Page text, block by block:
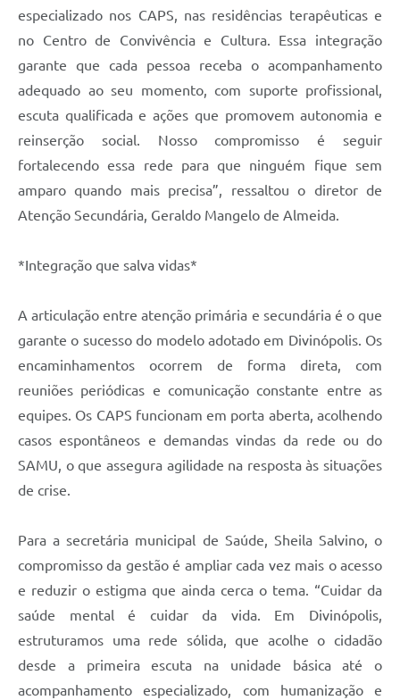
especializado nos CAPS, nas residências terapêuticas e
no Centro de Convivência e Cultura. Essa integração
garante que cada pessoa receba o acompanhamento
adequado ao seu momento, com suporte profissional,
escuta qualificada e ações que promovem autonomia e
reinserção social. Nosso compromisso é seguir
fortalecendo essa rede para que ninguém fique sem
amparo quando mais precisa”, ressaltou o diretor de
Atenção Secundária, Geraldo Mangelo de Almeida.
*Integração que salva vidas*
A articulação entre atenção primária e secundária é o que
garante o sucesso do modelo adotado em Divinópolis. Os
encaminhamentos ocorrem de forma direta, com
reuniões periódicas e comunicação constante entre as
equipes. Os CAPS funcionam em porta aberta, acolhendo
casos espontâneos e demandas vindas da rede ou do
SAMU, o que assegura agilidade na resposta às situações
de crise.
Para a secretária municipal de Saúde, Sheila Salvino, o
compromisso da gestão é ampliar cada vez mais o acesso
e reduzir o estigma que ainda cerca o tema. “Cuidar da
saúde mental é cuidar da vida. Em Divinópolis,
estruturamos uma rede sólida, que acolhe o cidadão
desde a primeira escuta na unidade básica até o
acompanhamento especializado, com humanização e